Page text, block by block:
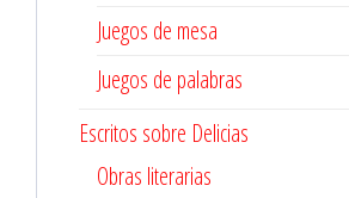
Juegos de mesa
Juegos de palabras
Escritos sobre Delicias
Obras literarias